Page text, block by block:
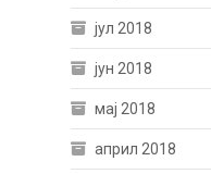
јул 2018
јун 2018
мај 2018
април 2018